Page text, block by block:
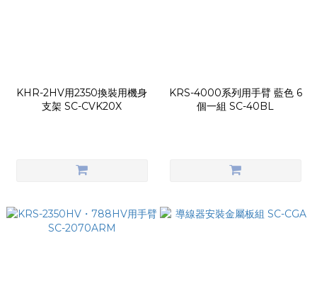
KHR-2HV用2350換裝用機身
支架 SC-CVK20X
KRS-4000系列用手臂 藍色 6
個一組 SC-40BL